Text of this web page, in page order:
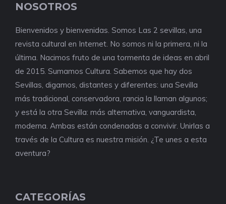
NOSOTROS
Bienvenidos y bienvenidas. Somos Las 2 sevillas, una
revista cultural en Internet. No somos ni la primera, ni la
última. Nacimos fruto de una tormenta de ideas en abril
de 2015. Sumamos Cultura. Sabemos que hay dos
Sevillas, digamos, distantes y diferentes: una Sevilla
más tradicional, conservadora, rancia la llaman algunos;
y está la otra Sevilla: más alternativa, vanguardista,
moderna. Ambas están condenadas a convivir. Unirlas a
través de la Cultura es nuestra misión. ¿Te unes a esta
aventura?
CATEGORÍAS